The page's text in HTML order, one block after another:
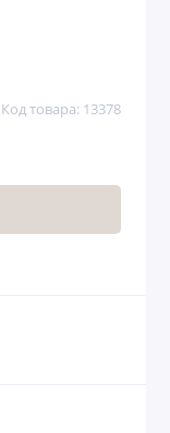
Код товара: 13378